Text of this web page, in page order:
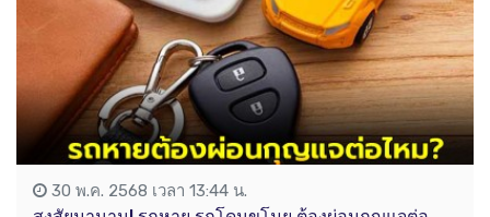
30 พ.ค. 2568 เวลา 13:44 น.